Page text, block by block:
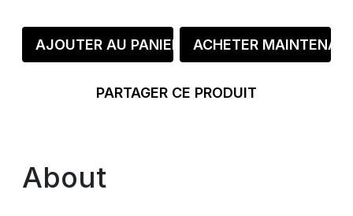
AJOUTER AU PANIER ACHETER
PARTAGER CE PRODUIT
About